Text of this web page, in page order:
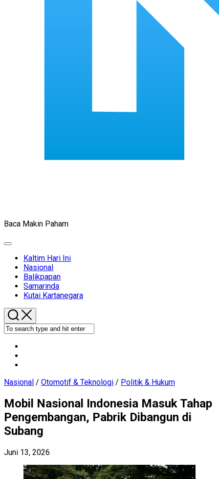
Baca Makin Paham
Expand
Kaltim Hari Ini
Current
Page
Parent
Nasional
Balikpapan
Samarinda
Kutai Kartanegara
Nasional / Otomotif & Teknologi / Politik & Hukum
Mobil Nasional Indonesia Masuk Tahap
Pengembangan, Pabrik Dibangun di
Subang
Juni 13, 2026